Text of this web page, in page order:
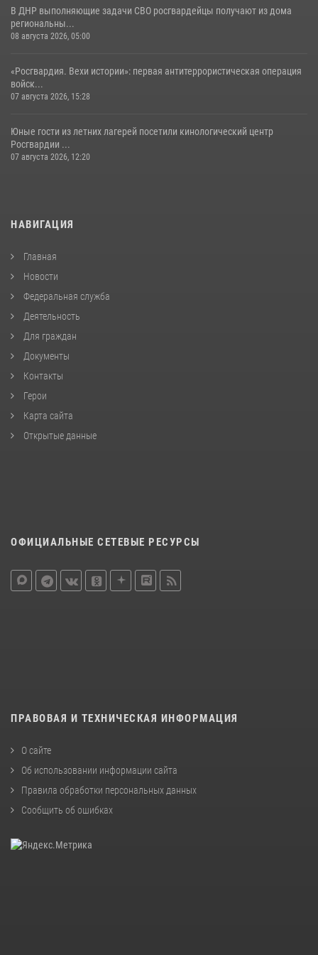
В ДНР выполняющие задачи СВО росгвардейцы получают из дома
региональны...
08 августа 2026, 05:00
«Росгвардия. Вехи истории»: первая антитеррористическая операция
войск...
07 августа 2026, 15:28
Юные гости из летних лагерей посетили кинологический центр
Росгвардии ...
07 августа 2026, 12:20
НАВИГАЦИЯ
Главная
Новости
Федеральная служба
Деятельность
Для граждан
Документы
Контакты
Герои
Карта сайта
Открытые данные
ОФИЦИАЛЬНЫЕ СЕТЕВЫЕ РЕСУРСЫ
ПРАВОВАЯ И ТЕХНИЧЕСКАЯ ИНФОРМАЦИЯ
О сайте
Об использовании информации сайта
Правила обработки персональных данных
Сообщить об ошибках